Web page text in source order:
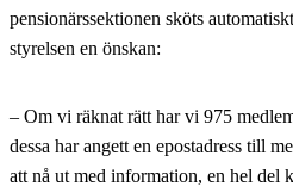
pensionärssektionen sköts
styrelsen en önskan:
– Om vi räknat rätt har vi 975
dessa har angett en epostadress till
att nå ut med information, en hel del